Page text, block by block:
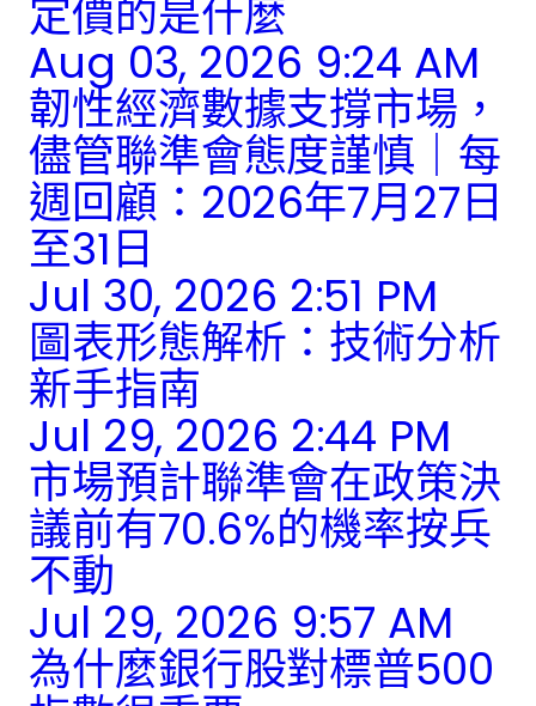
定價的是什麼
Aug 03, 2026 9:24 AM
韌性經濟數據支撐市場，
儘管聯準會態度謹慎｜每
週回顧：2026年7月27日
至31日
Jul 30, 2026 2:51 PM
圖表形態解析：技術分析
新手指南
Jul 29, 2026 2:44 PM
市場預計聯準會在政策決
議前有70.6%的機率按兵
不動
Jul 29, 2026 9:57 AM
為什麼銀行股對標普500